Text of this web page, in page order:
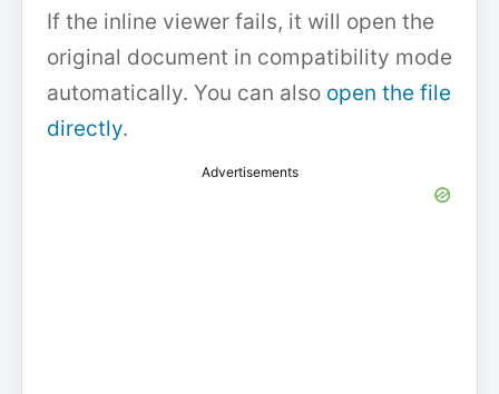
If the inline viewer fails, it will open the
original document in compatibility mode
automatically. You can also open the file
directly.
Advertisements